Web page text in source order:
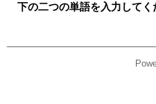
下の二つの単語を入力してく